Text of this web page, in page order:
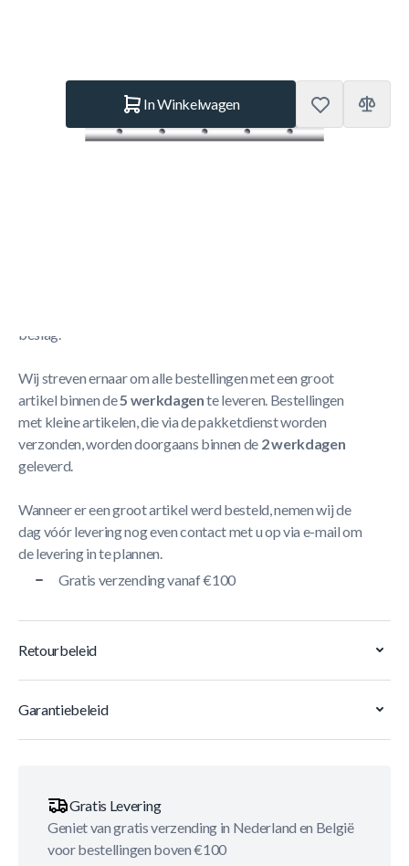
In Winkelwagen
beslag.
Wij streven ernaar om alle bestellingen met een groot
artikel binnen de5 werkdagente leveren. Bestellingen
met kleine artikelen, die via de pakketdienst worden
verzonden, worden doorgaans binnen de 2 werkdagen
geleverd.
Wanneer er een groot artikel werd besteld, nemen wij de
dag vóór levering nog even contact met u op via e-mail om
de levering in te plannen.
Gratis verzending vanaf €100
Retourbeleid
Garantiebeleid
Gratis Levering
Geniet van gratis verzending in Nederland en België
voor bestellingen boven €100